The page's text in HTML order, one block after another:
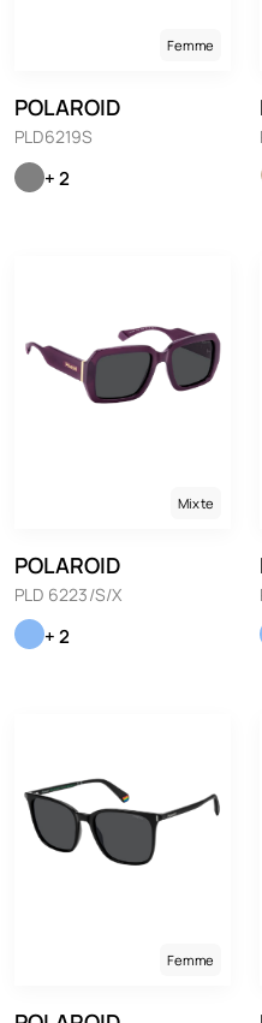
Femme
POLAROID
PLD6219S
+ 2
Mixte
POLAROID
PLD 6223/S/X
+ 2
Femme